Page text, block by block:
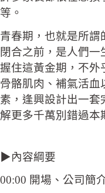
等。
青春期，也就是所謂
閉合之前，是人們
握住這黃金期，不外
骨骼肌肉、補氣活血
素，逢興設計出一套
解更多千萬別錯過本
▶內容綱要
00:00 開場、公司簡